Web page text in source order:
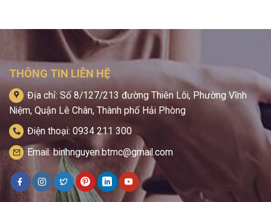
THÔNG TIN LIÊN HỆ
Địa chỉ: Số 8/127/213 đường Thiên Lôi, Phường Vĩnh
Niệm, Quận Lê Chân, Thành phố Hải Phòng
Điện thoại: 0934 211 300
Email: binhnguyen.btmc@gmail.com